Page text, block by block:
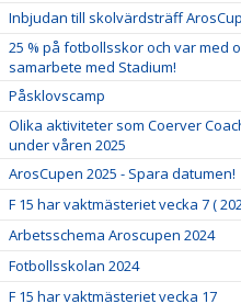
Inbjudan till skolvärdsträff
25 % på fotbollsskor och var med
samarbete med Stadium!
Påsklovscamp
Olika aktiviteter som Coerver
under våren 2025
ArosCupen 2025 - Spara datumen!
F 15 har vaktmästeriet vecka 7 (
Arbetsschema Aroscupen 2024
Fotbollsskolan 2024
F 15 har vaktmästeriet vecka 17